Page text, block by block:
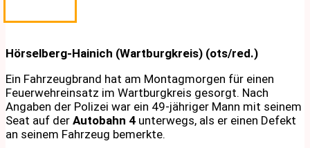
Hörselberg-Hainich (Wartburgkreis) (ots/red.)
Ein Fahrzeugbrand hat am Montagmorgen für einen
Feuerwehreinsatz im Wartburgkreis gesorgt. Nach
Angaben der Polizei war ein 49-jähriger Mann mit seinem
Seat auf der Autobahn 4 unterwegs, als er einen Defekt
an seinem Fahrzeug bemerkte.